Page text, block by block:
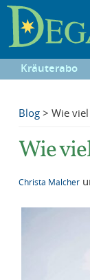
Kräuterabo
Blog > Wie
Wie
Christa Malcher